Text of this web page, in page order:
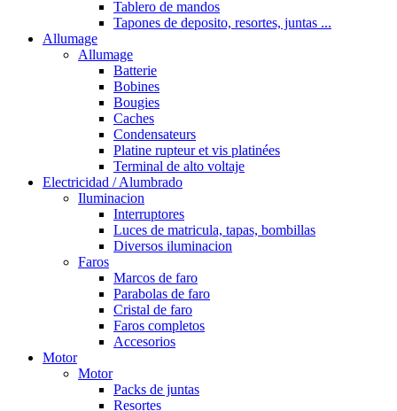
Tablero de mandos
Tapones de deposito, resortes, juntas ...
Allumage
Allumage
Batterie
Bobines
Bougies
Caches
Condensateurs
Platine rupteur et vis platinées
Terminal de alto voltaje
Electricidad / Alumbrado
Iluminacion
Interruptores
Luces de matricula, tapas, bombillas
Diversos iluminacion
Faros
Marcos de faro
Parabolas de faro
Cristal de faro
Faros completos
Accesorios
Motor
Motor
Packs de juntas
Resortes